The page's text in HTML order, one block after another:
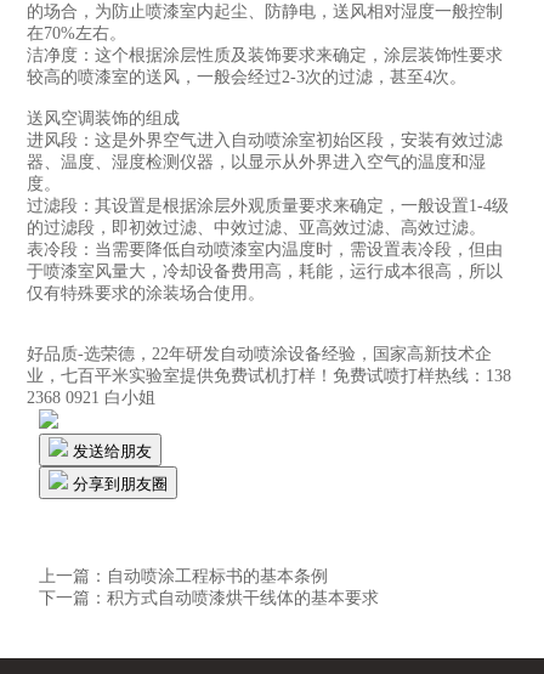
的场合，为防止喷漆室内起尘、防静电，送风相对湿度一般控制
在70%左右。
洁净度：这个根据涂层性质及装饰要求来确定，涂层装饰性要求
较高的喷漆室的送风，一般会经过2-3次的过滤，甚至4次。
送风空调装饰的组成
进风段：这是外界空气进入自动喷涂室初始区段，安装有效过滤
器、温度、湿度检测仪器，以显示从外界进入空气的温度和湿
度。
过滤段：其设置是根据涂层外观质量要求来确定，一般设置1-4级
的过滤段，即初效过滤、中效过滤、亚高效过滤、高效过滤。
表冷段：当需要降低自动喷漆室内温度时，需设置表冷段，但由
于喷漆室风量大，冷却设备费用高，耗能，运行成本很高，所以
仅有特殊要求的涂装场合使用。
好品质-选荣德，22年研发自动喷涂设备经验，国家高新技术企
业，七百平米实验室提供免费试机打样！免费试喷打样热线：138
2368 0921 白小姐
发送给朋友
分享到朋友圈
上一篇： 自动喷涂工程标书的基本条例
下一篇：积方式自动喷漆烘干线体的基本要求